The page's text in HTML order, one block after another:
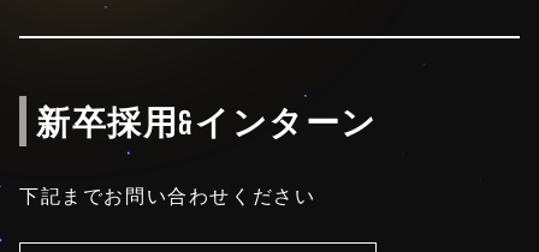
新卒採用&インターン
下記までお問い合わせください